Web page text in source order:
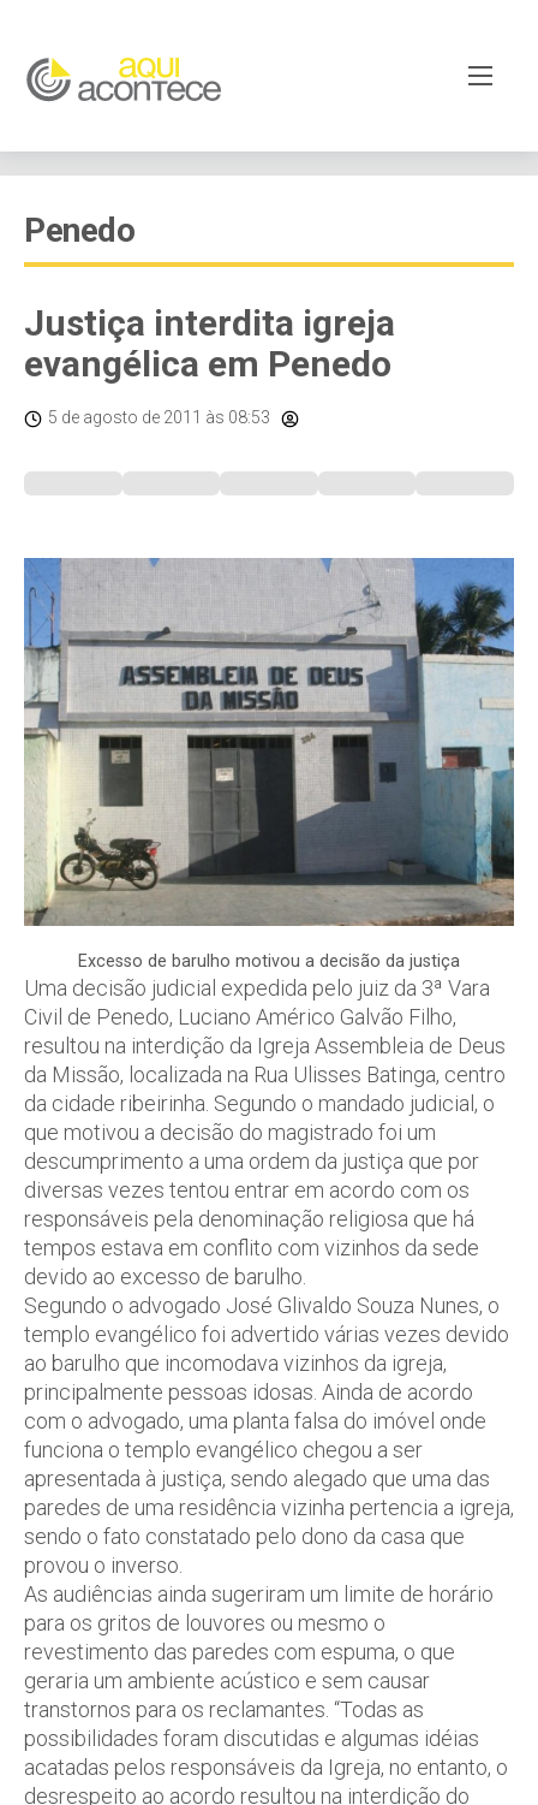
Penedo
Justiça interdita igreja
evangélica em Penedo
5 de agosto de 2011 às 08:53
Excesso de barulho motivou a decisão da justiça
Uma decisão judicial expedida pelo juiz da 3ª Vara
Civil de Penedo, Luciano Américo Galvão Filho,
resultou na interdição da Igreja Assembleia de Deus
da Missão, localizada na Rua Ulisses Batinga, centro
da cidade ribeirinha. Segundo o mandado judicial, o
que motivou a decisão do magistrado foi um
descumprimento a uma ordem da justiça que por
diversas vezes tentou entrar em acordo com os
responsáveis pela denominação religiosa que há
tempos estava em conflito com vizinhos da sede
devido ao excesso de barulho.
Segundo o advogado José Glivaldo Souza Nunes, o
templo evangélico foi advertido várias vezes devido
ao barulho que incomodava vizinhos da igreja,
principalmente pessoas idosas. Ainda de acordo
com o advogado, uma planta falsa do imóvel onde
funciona o templo evangélico chegou a ser
apresentada à justiça, sendo alegado que uma das
paredes de uma residência vizinha pertencia a igreja,
sendo o fato constatado pelo dono da casa que
provou o inverso.
As audiências ainda sugeriram um limite de horário
para os gritos de louvores ou mesmo o
revestimento das paredes com espuma, o que
geraria um ambiente acústico e sem causar
transtornos para os reclamantes. “Todas as
possibilidades foram discutidas e algumas idéias
acatadas pelos responsáveis da Igreja, no entanto, o
desrespeito ao acordo resultou na interdição do